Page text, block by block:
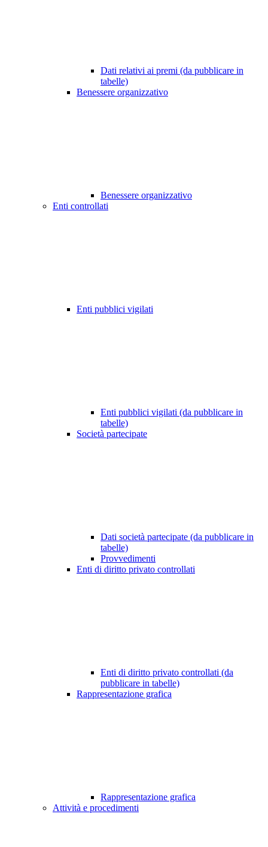
Dati relativi ai premi (da pubblicare in
tabelle)
Benessere organizzativo
Benessere organizzativo
Enti controllati
Enti pubblici vigilati
Enti pubblici vigilati (da pubblicare in
tabelle)
Società partecipate
Dati società partecipate (da pubblicare in
tabelle)
Provvedimenti
Enti di diritto privato controllati
Enti di diritto privato controllati (da
pubblicare in tabelle)
Rappresentazione grafica
Rappresentazione grafica
Attività e procedimenti